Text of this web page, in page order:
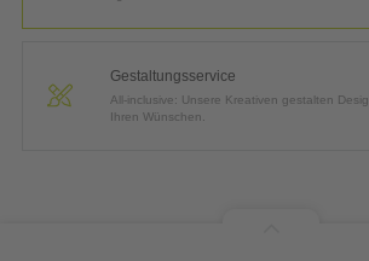
Gestaltungsservice
All-inclusive: Unsere Kreativen gestalten
Ihren Wünschen.